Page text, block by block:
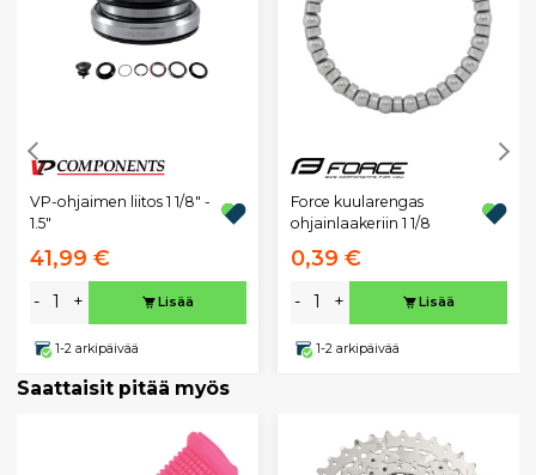
VP-ohjaimen liitos 1 1/8" -
1.5"
41,99 €
- + Lisää
1-2 arkipäivää
Force kuularengas
ohjainlaakeriin 1 1/8
0,39 €
- + Lisää
1-2 arkipäivää
Saattaisit pitää myös